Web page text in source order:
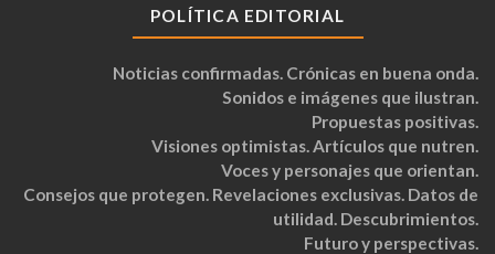
POLÍTICA EDITORIAL
Noticias confirmadas. Crónicas en buena onda.
Sonidos e imágenes que ilustran.
Propuestas positivas.
Visiones optimistas. Artículos que nutren.
Voces y personajes que orientan.
Consejos que protegen. Revelaciones exclusivas. Datos de
utilidad. Descubrimientos.
Futuro y perspectivas.